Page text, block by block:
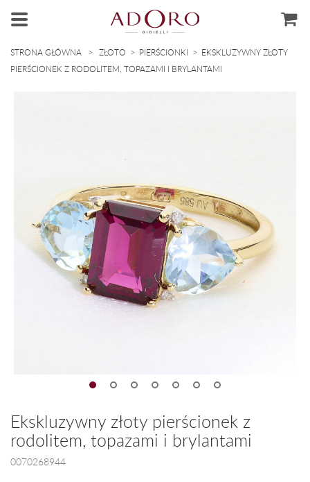
STRONA GŁÓWNA > ZŁOTO > PIERŚCIONKI > EKSKLUZYWNY ZŁOTY
PIERŚCIONEK Z RODOLITEM, TOPAZAMI I BRYLANTAMI
Ekskluzywny złoty pierścionek z
rodolitem, topazami i brylantami
0070268944